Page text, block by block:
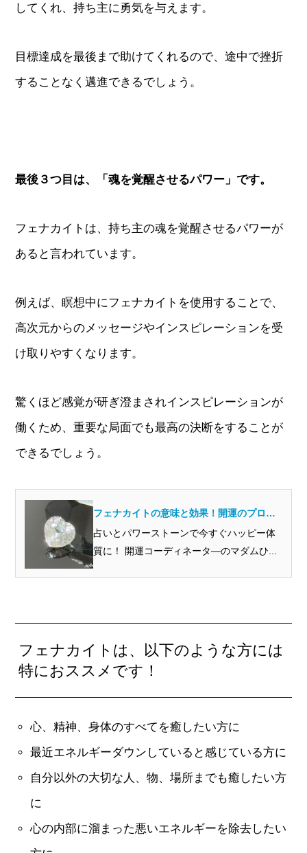
してくれ、持ち主に勇気を与えます。
目標達成を最後まで助けてくれるので、途中で挫折
することなく邁進できるでしょう。
最後３つ目は、「魂を覚醒させるパワー」です。
フェナカイトは、持ち主の魂を覚醒させるパワーが
あると言われています。
例えば、瞑想中にフェナカイトを使用することで、
高次元からのメッセージやインスピレーションを受
け取りやすくなります。
驚くほど感覚が研ぎ澄まされインスピレーションが
働くため、重要な局面でも最高の決断をすることが
できるでしょう。
フェナカイトの意味と効果！開運のプロか
ら見るとどんな石？
占いとパワーストーンで今すぐハッピー体
質に！ 開運コーディネータ―のマダムひ...
フェナカイトは、以下のような方には
特におススメです！
心、精神、身体のすべてを癒したい方に
最近エネルギーダウンしていると感じている方に
自分以外の大切な人、物、場所までも癒したい方
に
心の内部に溜まった悪いエネルギーを除去したい